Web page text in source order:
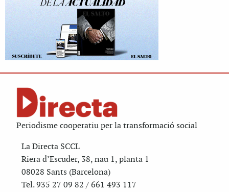
Periodisme cooperatiu per la transformació social
La Directa SCCL
Riera d’Escuder, 38, nau 1, planta 1
08028 Sants (Barcelona)
Tel. 935 27 09 82 / 661 493 117